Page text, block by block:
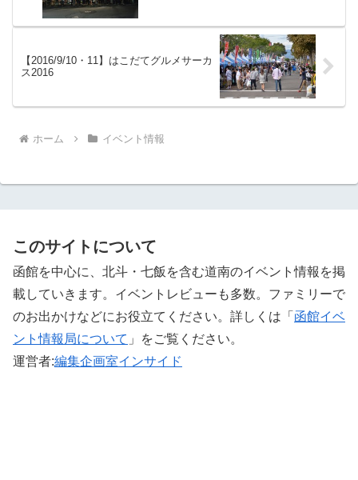
【2016/9/10・11】はこだてグルメサーカ
ス2016
ホーム イベント情報
このサイトについて
函館を中心に、北斗・七飯を含む道南のイベント情報を掲
載していきます。イベントレビューも多数。ファミリーで
のお出かけなどにお役立てください。詳しくは「 函館イベ
ント情報局について 」をご覧ください。 ‎
運営者:編集企画室インサイド